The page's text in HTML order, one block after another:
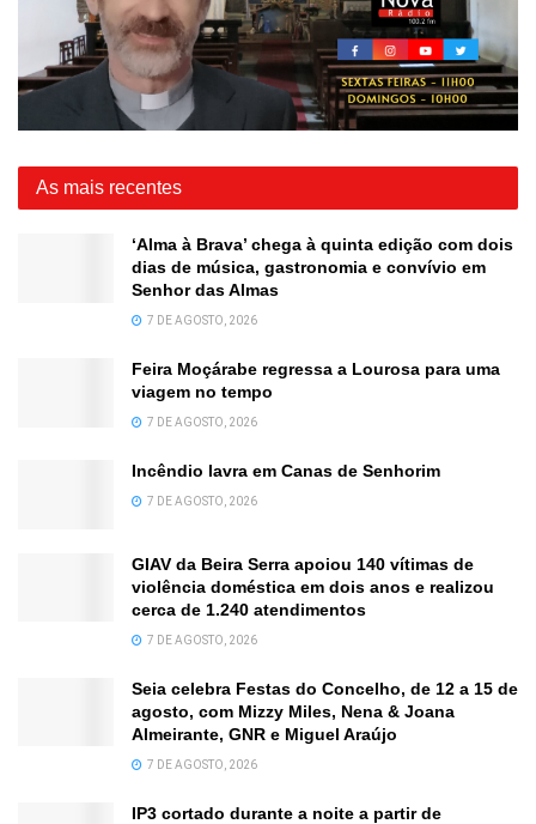
As mais recentes
‘Alma à Brava’ chega à quinta edição com dois
dias de música, gastronomia e convívio em
Senhor das Almas
7 DE AGOSTO, 2026
Feira Moçárabe regressa a Lourosa para uma
viagem no tempo
7 DE AGOSTO, 2026
Incêndio lavra em Canas de Senhorim
7 DE AGOSTO, 2026
GIAV da Beira Serra apoiou 140 vítimas de
violência doméstica em dois anos e realizou
cerca de 1.240 atendimentos
7 DE AGOSTO, 2026
Seia celebra Festas do Concelho, de 12 a 15 de
agosto, com Mizzy Miles, Nena & Joana
Almeirante, GNR e Miguel Araújo
7 DE AGOSTO, 2026
IP3 cortado durante a noite a partir de